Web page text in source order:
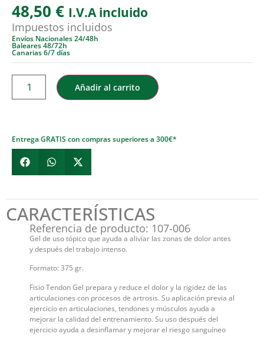
48,50 € I.V.A incluido
Impuestos incluidos
Envíos Nacionales 24/48h
Baleares 48/72h
Canarias 6/7 días
Añadir al carrito
Entrega GRATIS con compras superiores a 300€*
CARACTERÍSTICAS
Referencia de producto: 107-006
Gel de uso tópico que ayuda a aliviar las zonas de dolor antes
y después del trabajo intenso.
Formato: 375 gr.
Fisio Tendon Gel prepara y reduce el dolor y la rigidez de las
articulaciones con procesos de artrosis. Su aplicación previa al
ejercicio en articulaciones, tendones y músculos ayuda a
mejorar la calidad del entrenamiento. Su uso después del
ejercicio ayuda a desinflamar y mejorar el riesgo sanguíneo